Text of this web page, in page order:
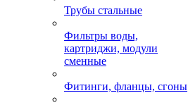
Трубы стальные
Фильтры воды,
картриджи, модули
сменные
Фитинги, фланцы, сгоны